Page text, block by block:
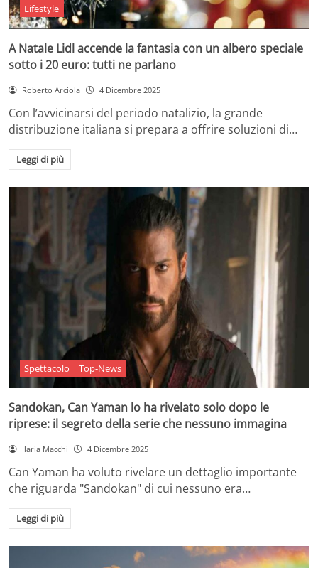
Lifestyle
A Natale Lidl accende la fantasia con un albero speciale
sotto i 20 euro: tutti ne parlano
Roberto Arciola 4 Dicembre 2025
Con l’avvicinarsi del periodo natalizio, la grande
distribuzione italiana si prepara a offrire soluzioni di…
Leggi di più
Spettacolo Top-News
Sandokan, Can Yaman lo ha rivelato solo dopo le
riprese: il segreto della serie che nessuno immagina
Ilaria Macchi 4 Dicembre 2025
Can Yaman ha voluto rivelare un dettaglio importante
che riguarda "Sandokan" di cui nessuno era…
Leggi di più